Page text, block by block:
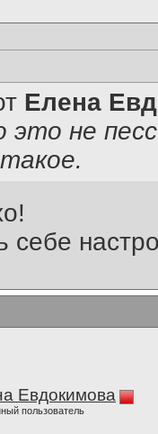
Елена
это не
себе
Евдокимова
пользователь